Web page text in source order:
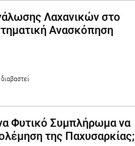
Λαχανικών στο
Ανασκόπηση
Φυτικό Συμπλήρωμα να
της Παχυσαρκίας;